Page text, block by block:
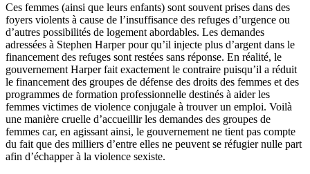
Ces femmes (ainsi que leurs enfants) sont souvent prises dans des
foyers violents à cause de l’insuffisance des refuges d’urgence ou
d’autres possibilités de logement abordables. Les demandes
adressées à Stephen Harper pourqu’il injecte plus d’argent dans le
financement des refuges sont restées sans réponse. En réalité, le
gouvernement Harper fait exactement le contraire puisqu’il a réduit
le financement des groupes de défense des droits des femmes et des
programmes de formation professionnelle destinés à aiderles
femmes victimes de violence conjugale à trouverun emploi. Voilà
une manière cruelle d’accueillirles demandes des groupes de
femmes car, en agissant ainsi, le gouvernement ne tient pas compte
du fait que des milliers d’entre elles ne peuvent se réfugier nulle part
afin d’échapper à la violence sexiste.